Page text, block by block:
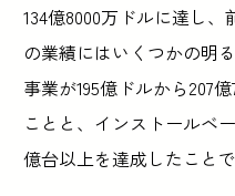
134億8000万ドルに達し
の業績にはいくつかの明
事業が195億ドルから207
ことと、インストールベ
億台以上を達成したことで